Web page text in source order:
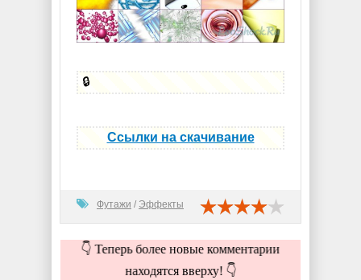
🔒
Ссылки на скачивание
Футажи / Эффекты
👇 Теперь более новые комментарии
находятся вверху! 👇